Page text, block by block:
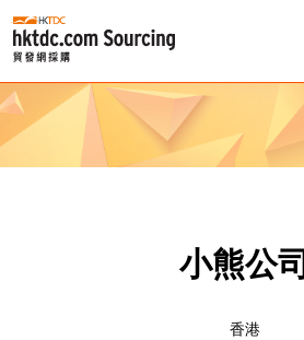
小熊公司
香港